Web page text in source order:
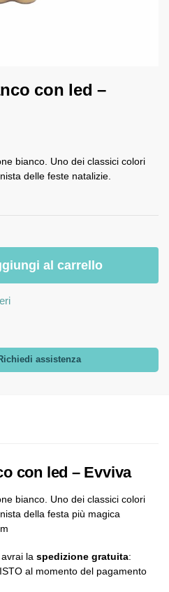
con led –
bianco. Uno dei classici colori
delle feste natalizie.
al carrello
assistenza
con led – Evviva
bianco. Uno dei classici colori
della festa più magica
la spedizione gratuita:
al momento del pagamento